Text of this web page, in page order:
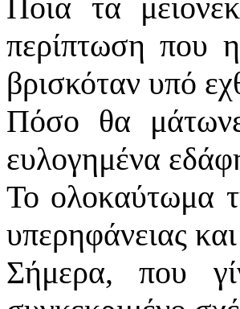
Ποια τα
περίπτωση που
βρισκόταν υπό
Πόσο θα
ευλογημένα
Το ολοκαύτωμα
υπερηφάνειας
Σήμερα, που